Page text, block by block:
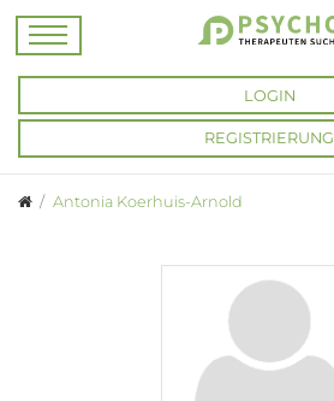
LOGIN
REGISTRIERUNG
Antonia Koerhuis-Arnold